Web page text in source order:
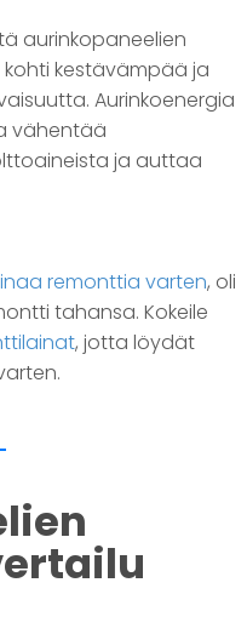
aurinkopaneelien
kestävämpää ja
Aurinkoenergia
vähentää
ja auttaa
remonttia varten, oli
tahansa. Kokeile
, jotta löydät